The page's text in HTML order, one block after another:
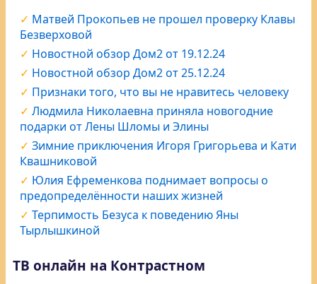
Матвей Прокопьев не прошел проверку Клавы
Безверховой
Новостной обзор Дом2 от 19.12.24
Новостной обзор Дом2 от 25.12.24
Признаки того, что вы не нравитесь человеку
Людмила Николаевна приняла новогодние
подарки от Лены Шломы и Элины
Зимние приключения Игоря Григорьева и Кати
Квашниковой
Юлия Ефременкова поднимает вопросы о
предопределённости наших жизней
Терпимость Безуса к поведению Яны
Тырлышкиной
ТВ онлайн на Контрастном